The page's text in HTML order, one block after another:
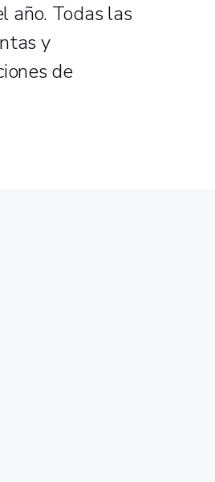
año. Todas las
y
de